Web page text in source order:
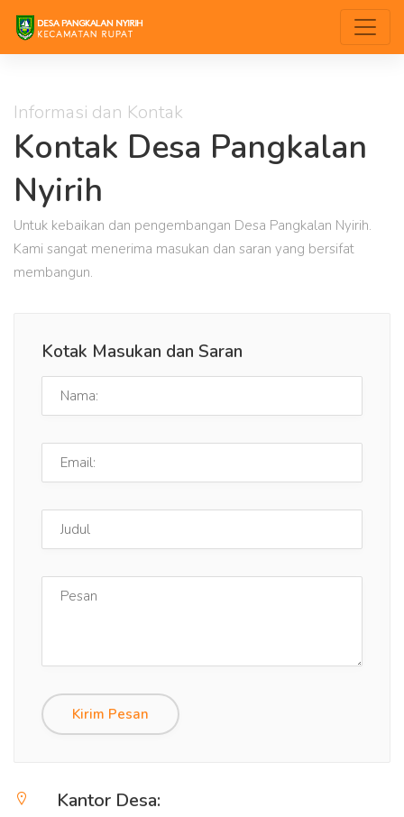
Informasi dan Kontak
Kontak Desa Pangkalan
Nyirih
Untuk kebaikan dan pengembangan Desa Pangkalan Nyirih.
Kami sangat menerima masukan dan saran yang bersifat
membangun.
Kotak Masukan dan Saran
Kirim Pesan
Kantor Desa: